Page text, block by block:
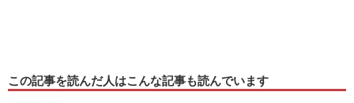
この記事を読んだ人はこんな記事も読んでいます